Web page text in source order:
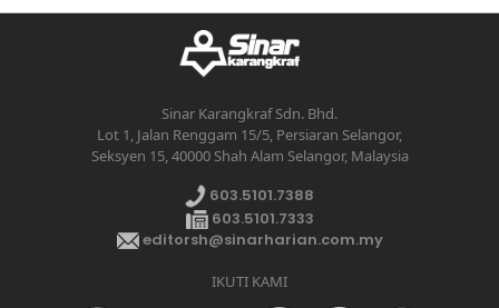
Sinar Karangkraf Sdn. Bhd.
Lot 1, Jalan Renggam 15/5, Persiaran Selangor,
Seksyen 15, 40000 Shah Alam Selangor, Malaysia
603.5101.7388
603.5101.7333
editorsh@sinarharian.com.my
IKUTI KAMI